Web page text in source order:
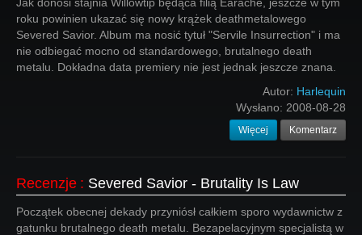
roku powinien ukazać się nowy krążek deathmetalowego
Severed Savior. Album ma nosić tytuł "Servile Insurrection" i ma
nie odbiegać mocno od standardowego, brutalnego death
metalu. Dokładna data premiery nie jest jednak jeszcze znana.
Autor: Harlequin
Wysłano: 2008-08-28
Więcej Komentarz
Recenzje : Severed Savior - Brutality Is Law
Początek obecnej dekady przyniósł całkiem sporo wydawnictw z
gatunku brutalnego death metalu. Bezapelacyjnym specjalistą w